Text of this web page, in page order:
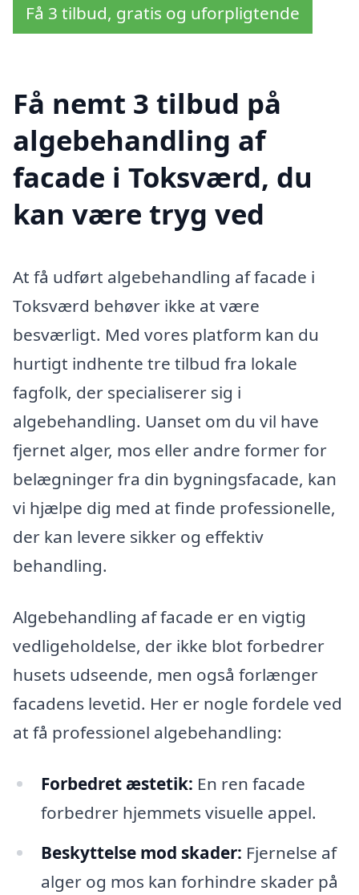
Få 3 tilbud, gratis og uforpligtende
Få nemt 3 tilbud på
algebehandling af
facade i Toksværd, du
kan være tryg ved
At få udført algebehandling af facade i
Toksværd behøver ikke at være
besværligt. Med vores platform kan du
hurtigt indhente tre tilbud fra lokale
fagfolk, der specialiserer sig i
algebehandling. Uanset om du vil have
fjernet alger, mos eller andre former for
belægninger fra din bygningsfacade, kan
vi hjælpe dig med at finde professionelle,
der kan levere sikker og effektiv
behandling.
Algebehandling af facade er en vigtig
vedligeholdelse, der ikke blot forbedrer
husets udseende, men også forlænger
facadens levetid. Her er nogle fordele ved
at få professionel algebehandling:
Forbedret æstetik: En ren facade
forbedrer hjemmets visuelle appel.
Beskyttelse mod skader: Fjernelse af
alger og mos kan forhindre skader på